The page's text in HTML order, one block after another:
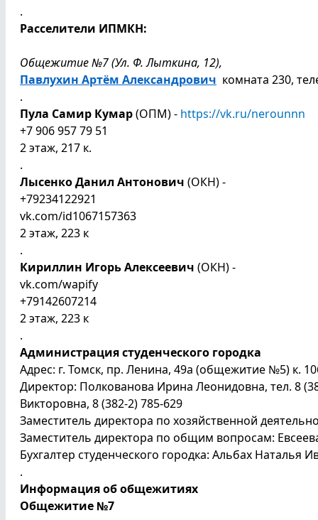
.
Расселители ИПМКН:
Общежитие №7 (Ул. Ф. Лыткина, 12),
Павлухин Артём Александрович комната 230,
.
Пула Самир Кумар(ОПМ) - https://vk.ru/nerounnn
+7 906 957 79 51
2 этаж, 217 к.
.
Лысенко Данил Антонович (ОКН) -
+79234122921
vk.com/id1067157363
2 этаж, 223 к
.
Кириллин Игорь Алексеевич (ОКН) -
vk.com/wapify
+79142607214
2 этаж, 223 к
.
Администрация студенческого городка
Адрес: г. Томск, пр. Ленина, 49а (общежитие №5) к.
Директор: Полкованова Ирина Леонидовна, тел. 8
Викторовна, 8 (382-2) 785-629
Заместитель директора по хозяйственной
Заместитель директора по общим вопросам:
Бухгалтер студенческого городка: Альбах Наталья
.
Информация об общежитиях
Общежитие №7